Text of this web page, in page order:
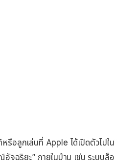
อลูกเล่นที่ Apple ได้เปิดตัวไป
อัจฉริยะ” ภายในบ้าน เช่น ระบ